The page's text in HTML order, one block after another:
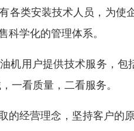
各类安装技术人员，为
科学化的管理体系。
机用户提供技术服务，
一看质量，二看服务。
的经营理念，坚持客户的